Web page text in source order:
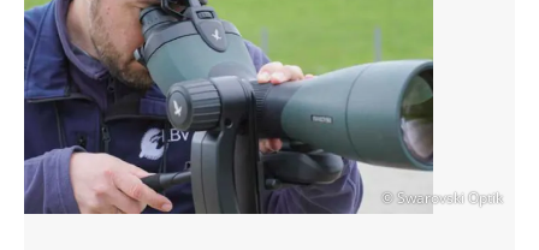
© Swarovski Optik